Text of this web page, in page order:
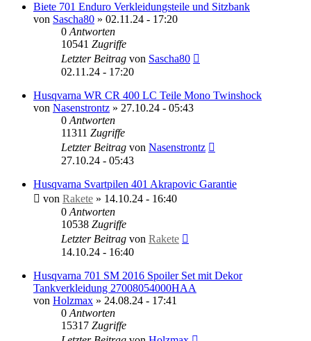
Biete 701 Enduro Verkleidungsteile und Sitzbank
von Sascha80 » 02.11.24 - 17:20
0 Antworten
10541 Zugriffe
Letzter Beitrag von Sascha80
02.11.24 - 17:20
Husqvarna WR CR 400 LC Teile Mono Twinshock
von Nasenstrontz » 27.10.24 - 05:43
0 Antworten
11311 Zugriffe
Letzter Beitrag von Nasenstrontz
27.10.24 - 05:43
Husqvarna Svartpilen 401 Akrapovic Garantie
von Rakete » 14.10.24 - 16:40
0 Antworten
10538 Zugriffe
Letzter Beitrag von Rakete
14.10.24 - 16:40
Husqvarna 701 SM 2016 Spoiler Set mit Dekor
Tankverkleidung 27008054000HAA
von Holzmax » 24.08.24 - 17:41
0 Antworten
15317 Zugriffe